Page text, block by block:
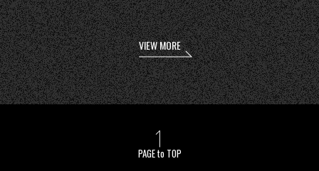
VIEW MORE
PAGE to TOP